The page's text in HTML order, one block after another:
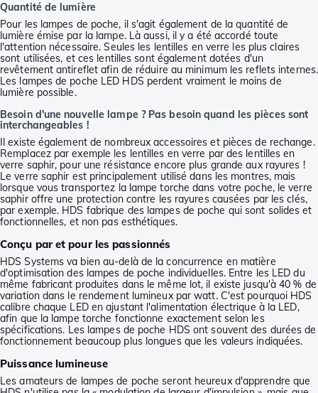
Quantité de lumière
Pour les lampes de poche, il s'agit également de la quantité de
lumière émise par la lampe. Là aussi, il y a été accordé toute
l'attention nécessaire. Seules les lentilles en verre les plus claires
sont utilisées, et ces lentilles sont également dotées d'un
revêtement antireflet afin de réduire au minimum les reflets internes.
Les lampes de poche LED HDS perdent vraiment le moins de
lumière possible.
Besoin d'une nouvelle lampe ? Pas besoin quand les pièces sont
interchangeables !
Il existe également de nombreux accessoires et pièces de rechange.
Remplacez par exemple les lentilles en verre par des lentilles en
verre saphir, pour une résistance encore plus grande aux rayures !
Le verre saphir est principalement utilisé dans les montres, mais
lorsque vous transportez la lampe torche dans votre poche, le verre
saphir offre une protection contre les rayures causées par les clés,
par exemple. HDS fabrique des lampes de poche qui sont solides et
fonctionnelles, et non pas esthétiques.
Conçu par et pour les passionnés
HDS Systems va bien au-delà de la concurrence en matière
d'optimisation des lampes de poche individuelles. Entre les LED du
même fabricant produites dans le même lot, il existe jusqu'à 40 % de
variation dans le rendement lumineux par watt. C'est pourquoi HDS
calibre chaque LED en ajustant l'alimentation électrique à la LED,
afin que la lampe torche fonctionne exactement selon les
spécifications. Les lampes de poche HDS ont souvent des durées de
fonctionnement beaucoup plus longues que les valeurs indiquées.
Puissance lumineuse
Les amateurs de lampes de poche seront heureux d'apprendre que